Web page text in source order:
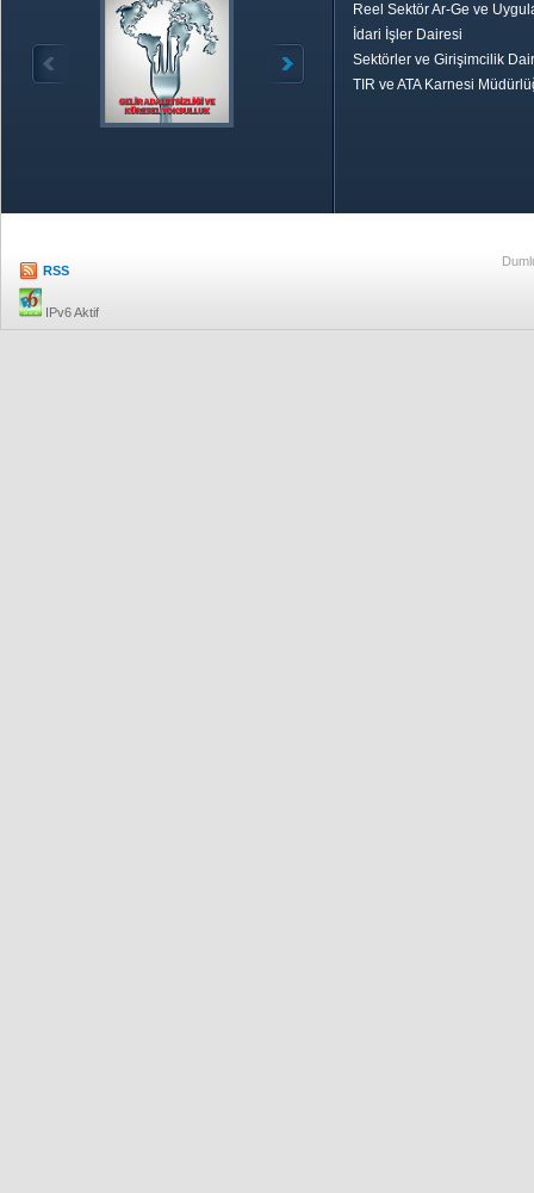
Reel Sektör Ar-Ge ve
İdari İşler Dairesi
Sektörler ve Girişimcilik
TIR ve ATA Karnesi
RSS
IPv6 Aktif